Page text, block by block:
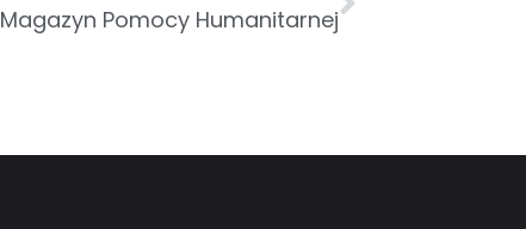
Magazyn Pomocy Humanitarnej